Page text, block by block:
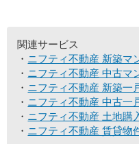
関連サービス
ニフティ不動産 新築マ
ニフティ不動産 中古マ
ニフティ不動産 新築一
ニフティ不動産 中古一
ニフティ不動産 土地購
ニフティ不動産 賃貸物